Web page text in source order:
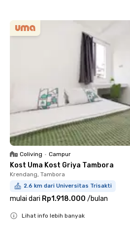
Coliving • Campur
Kost Uma Kost Griya Tambora
Krendang, Tambora
2.6 km dari Universitas Trisakti
mulai dari Rp1.918.000 /bulan
Lihat info lebih banyak